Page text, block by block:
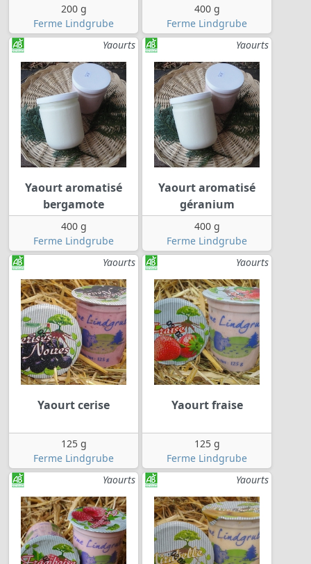
200 g
Ferme Lindgrube
400 g
Ferme Lindgrube
Yaourts
Yaourt aromatisé
bergamote
400 g
Ferme Lindgrube
Yaourts
Yaourt aromatisé
géranium
400 g
Ferme Lindgrube
Yaourts
Yaourt cerise
125 g
Ferme Lindgrube
Yaourts
Yaourt fraise
125 g
Ferme Lindgrube
Yaourts
Yaourts